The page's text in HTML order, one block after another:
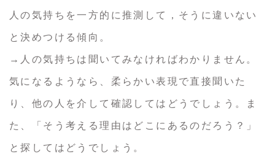
人の気持ちを一方的に推測して，そうに違いない
と決めつける傾向。
→人の気持ちは聞いてみなければわかりません。
気になるようなら、柔らかい表現で直接聞いた
り、他の人を介して確認してはどうでしょう。ま
た、「そう考える理由はどこにあるのだろう？」
と探してはどうでしょう。